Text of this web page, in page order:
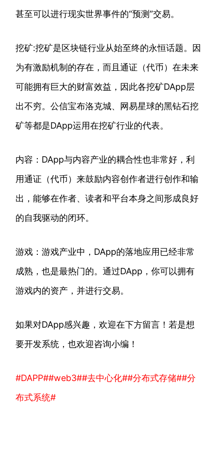
甚至可以进行现实世界事件的“预测”交易。
挖矿:挖矿是区块链行业从始至终的永恒话题。因
为有激励机制的存在，而且通证（代币）在未来
可能拥有巨大的财富效益，因此各挖矿DApp层
出不穷。公信宝布洛克城、网易星球的黑钻石挖
矿等都是DApp运用在挖矿行业的代表。
内容：DApp与内容产业的耦合性也非常好，利
用通证（代币）来鼓励内容创作者进行创作和输
出，能够在作者、读者和平台本身之间形成良好
的自我驱动的闭环。
游戏：游戏产业中，DApp的落地应用已经非常
成熟，也是最热门的。通过DApp，你可以拥有
游戏内的资产，并进行交易。
如果对DApp感兴趣，欢迎在下方留言！若是想
要开发系统，也欢迎咨询小编！
#DAPP##web3##去中心化##分布式存储##分
布式系统#